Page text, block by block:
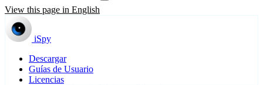
View this page in English
iSpy
Descargar
Guías de Usuario
Licencias